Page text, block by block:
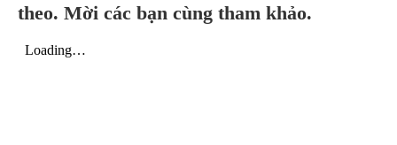
theo. Mời các bạn cùng tham khảo.